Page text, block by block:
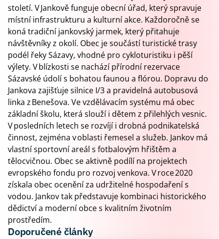
století. V Jankově funguje obecní úřad, který spravuje
místní infrastrukturu a kulturní akce. Každoročně se
koná tradiční jankovský jarmek, který přitahuje
návštěvníky z okolí. Obec je součástí turistické trasy
podél řeky Sázavy, vhodné pro cykloturistiku i pěší
výlety. V blízkosti se nachází přírodní rezervace
Sázavské údolí s bohatou faunou a flórou. Dopravu do
Jankova zajišťuje silnice I/3 a pravidelná autobusová
linka z Benešova. Ve vzdělávacím systému má obec
základní školu, která slouží i dětem z přilehlých vesnic.
V posledních letech se rozvíjí i drobná podnikatelská
činnost, zejména v oblasti řemesel a služeb. Jankov má
vlastní sportovní areál s fotbalovým hřištěm a
tělocvičnou. Obec se aktivně podílí na projektech
evropského fondu pro rozvoj venkova. V roce 2020
získala obec ocenění za udržitelné hospodaření s
vodou. Jankov tak představuje kombinaci historického
dědictví a moderní obce s kvalitním životním
prostředím.
Doporučené články